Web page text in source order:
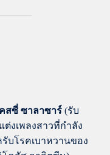
สซี่ ซาลาซาร์(รับ
งเพลงสาวที่กำลัง
บโรคเบาหวานของ